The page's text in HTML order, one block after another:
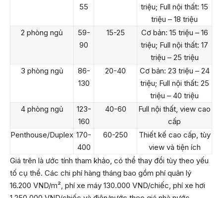
55
triệu; Full nội thất: 15
triệu – 18 triệu
2 phòng ngủ
59-
90
15-25
Cơ bản: 15 triệu – 16
triệu; Full nội thất: 17
triệu – 25 triệu
3 phòng ngủ
86-
130
20-40
Cơ bản: 23 triệu – 24
triệu; Full nội thất: 25
triệu – 40 triệu
4 phòng ngủ
123-
160
40-60
Full nội thất, view cao
cấp
Penthouse/Duplex 170-
400
60-250
Thiết kế cao cấp, tùy
view và tiện ích
Giá trên là ước tính tham khảo, có thể thay đổi tùy theo yếu
tố cụ thể. Các chi phí hàng tháng bao gồm phí quản lý
16.200 VND/m², phí xe máy 130.000 VND/chiếc, phí xe hơi